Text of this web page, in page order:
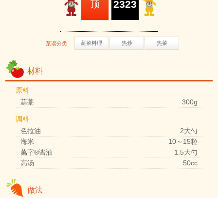
2323
顶
菜谱分类 蔬菜料理 热炒 热菜
材料
原料
蒜薹
300g
调料
色拉油
2大勺
海米
10～15粒
萬字®酱油
1.5大勺
高汤
50cc
做法